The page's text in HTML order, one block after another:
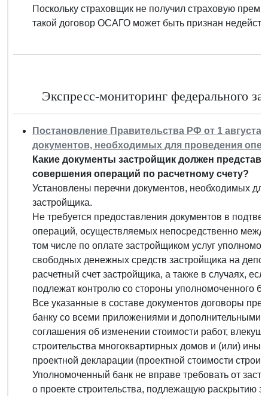
Поскольку страховщик не получил страховую
такой договор ОСАГО может быть признан
Экспресс-мониторинг федерального
Постановление Правительства РФ от 1 августа
документов, необходимых для проведения
Какие документы застройщик должен
совершения операций по расчетному счету?
Установлены перечни документов, необходимых
застройщика.
Не требуется предоставления документов в
операций, осуществляемых непосредственно
том числе по оплате застройщиком услуг
свободных денежных средств застройщика на
расчетный счет застройщика, а также в случаях,
подлежат контролю со стороны уполномоченного
Все указанные в составе документов договоры
банку со всеми приложениями и дополнительными
соглашения об изменении стоимости работ,
строительства многоквартирных домов и (или)
проектной декларации (проектной стоимости
Уполномоченный банк не вправе требовать от
о проекте строительства, подлежащую раскрытию